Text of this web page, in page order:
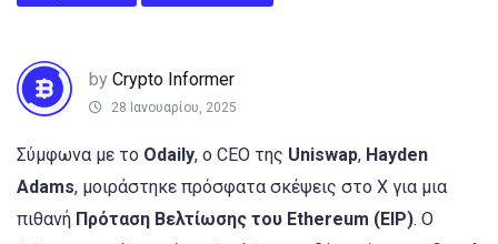
by Crypto Informer
28 Ιανουαρίου, 2025
Σύμφωνα με το Odaily, ο CEO της Uniswap, Hayden
Adams, μοιράστηκε πρόσφατα σκέψεις στο X για μια
πιθανή Πρόταση Βελτίωσης του Ethereum (EIP). Ο